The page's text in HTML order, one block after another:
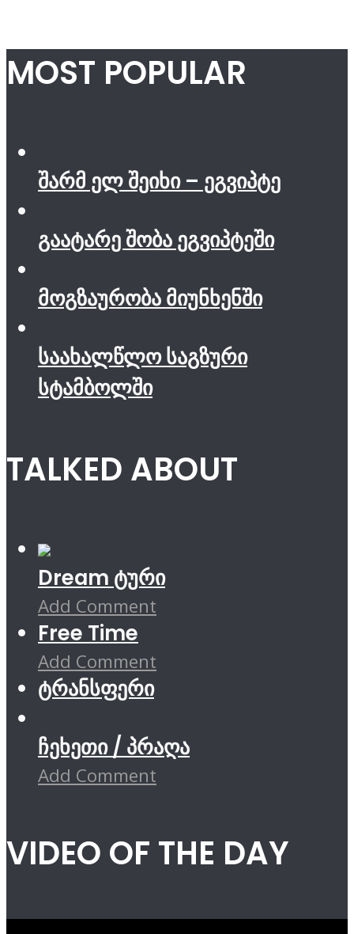
MOST POPULAR
შარმ ელ შეიხი – ეგვიპტე
გაატარე შობა ეგვიპტეში
მოგზაურობა მიუნხენში
საახალწლო საგზური
სტამბოლში
TALKED ABOUT
Dream ტური
Add Comment
Free Time
Add Comment
ტრანსფერი
ჩეხეთი / პრაღა
Add Comment
VIDEO OF THE DAY